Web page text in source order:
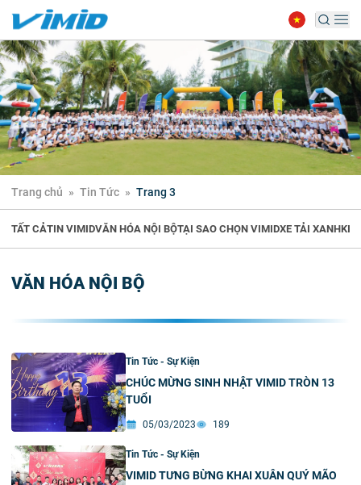
Trang chủ » Tin Tức » Trang 3
TẤT CẢTIN VIMIDVĂN HÓA NỘI BỘTẠI SAO CHỌN VIMIDXE TẢI XANH
VĂN HÓA NỘI BỘ
Tin Tức - Sự Kiện
CHÚC MỪNG SINH NHẬT VIMID TRÒN 13
TUỔI
05/03/2023 189
Tin Tức - Sự Kiện
VIMID TƯNG BỪNG KHAI XUÂN QUÝ MÃO